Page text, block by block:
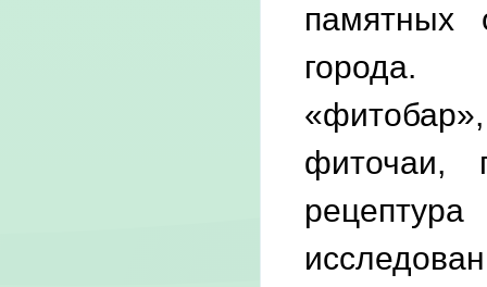
памятных
города.
фиточаи,